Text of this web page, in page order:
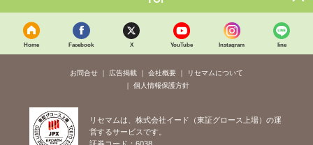
Home Facebook X YouTube Instagram line
お問合せ 広告掲載 会社概要
リセマムについて
個人情報保護方針
リセマムは、株式会社イード（東証グロース上場）の運
営するサービスです。